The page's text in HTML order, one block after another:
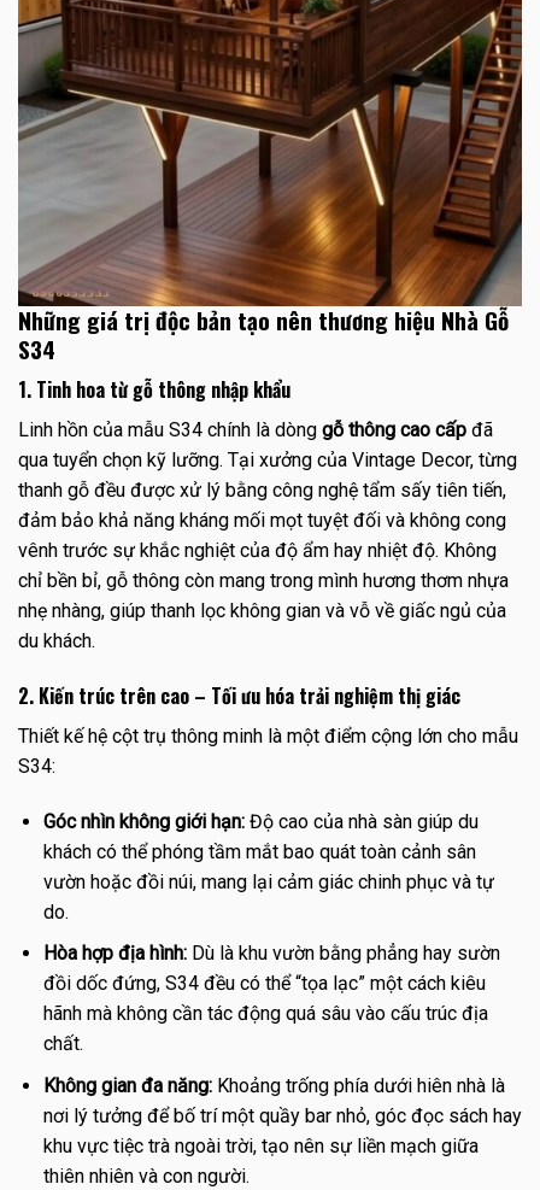
Những giá trị độc bản tạo nên thương hiệu Nhà Gỗ
S34
1. Tinh hoa từ gỗ thông nhập khẩu
Linh hồn của mẫu S34 chính là dòng gỗ thông cao cấp đã
qua tuyển chọn kỹ lưỡng. Tại xưởng của Vintage Decor, từng
thanh gỗ đều được xử lý bằng công nghệ tẩm sấy tiên tiến,
đảm bảo khả năng kháng mối mọt tuyệt đối và không cong
vênh trước sự khắc nghiệt của độ ẩm hay nhiệt độ. Không
chỉ bền bỉ, gỗ thông còn mang trong mình hương thơm nhựa
nhẹ nhàng, giúp thanh lọc không gian và vỗ về giấc ngủ của
du khách.
2. Kiến trúc trên cao – Tối ưu hóa trải nghiệm thị giác
Thiết kế hệ cột trụ thông minh là một điểm cộng lớn cho mẫu
S34:
Góc nhìn không giới hạn:Độ cao của nhà sàn giúp du
khách có thể phóng tầm mắt bao quát toàn cảnh sân
vườn hoặc đồi núi, mang lại cảm giác chinh phục và tự
do.
Hòa hợp địa hình:Dù là khu vườn bằng phẳng hay sườn
đồi dốc đứng, S34 đều có thể “tọa lạc” một cách kiêu
hãnh mà không cần tác động quá sâu vào cấu trúc địa
chất.
Không gian đa năng:Khoảng trống phía dưới hiên nhà là
nơi lý tưởng để bố trí một quầy bar nhỏ, góc đọc sách hay
khu vực tiệc trà ngoài trời, tạo nên sự liền mạch giữa
thiên nhiên và con người.